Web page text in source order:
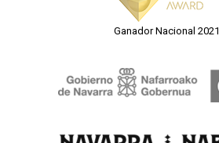
Ganador Nacional 2021